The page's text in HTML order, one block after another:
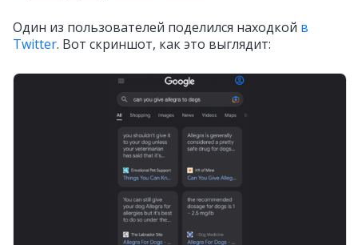
Один из пользователей поделился находкой в
Twitter. Вот скриншот, как это выглядит: